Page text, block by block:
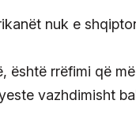
nuk e
është rrëfimi që
vazhdimisht